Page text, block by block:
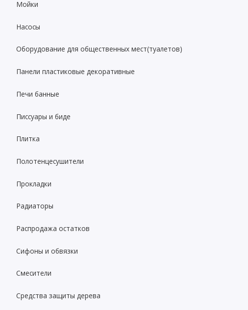
Мойки
Насосы
Оборудование для общественных мест(туалетов)
Панели пластиковые декоративные
Печи банные
Писсуары и биде
Плитка
Полотенцесушители
Прокладки
Радиаторы
Распродажа остатков
Сифоны и обвязки
Смесители
Средства защиты дерева